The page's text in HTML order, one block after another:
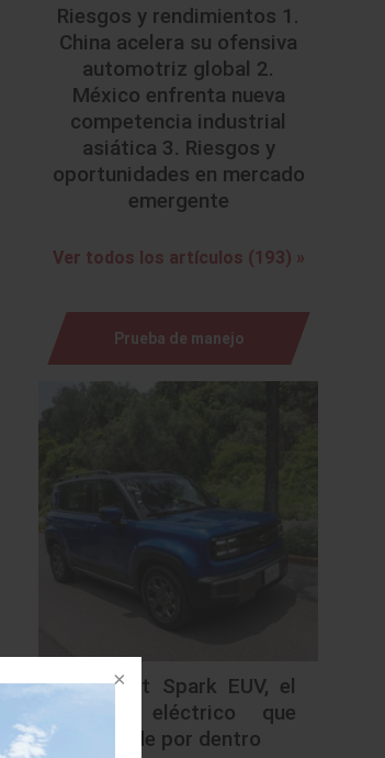
Riesgos y rendimientos 1.
China acelera su ofensiva
automotriz global 2.
México enfrenta nueva
competencia industrial
asiática 3. Riesgos y
oportunidades en mercado
emergente
Ver todos los artículos (193) »
Prueba de manejo
Chevrolet Spark EUV, el
urbano eléctrico que
sorprende por dentro